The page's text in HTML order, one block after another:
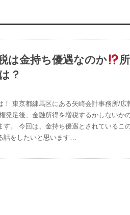
は金持ち優遇なのか
？
！ 東京都練馬区にある矢崎会計事務所/広
発足後、金融所得を増税するかしないか
す。 今回は、金持ち優遇とされているこ
話をしたいと思います…